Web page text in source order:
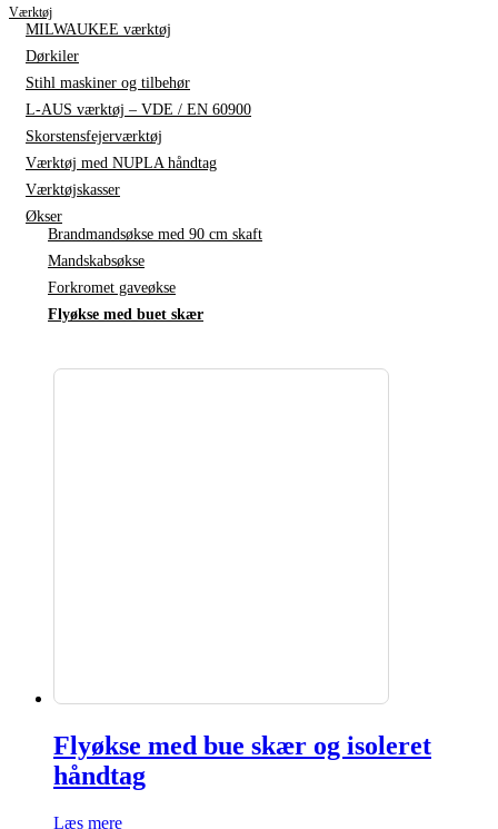
Værktøj
MILWAUKEE værktøj
Dørkiler
Stihl maskiner og tilbehør
L-AUS værktøj – VDE / EN 60900
Skorstensfejerværktøj
Værktøj med NUPLA håndtag
Værktøjskasser
Økser
Brandmandsøkse med 90 cm skaft
Mandskabsøkse
Forkromet gaveøkse
Flyøkse med buet skær
Flyøkse med bue skær og isoleret
håndtag
Læs mere